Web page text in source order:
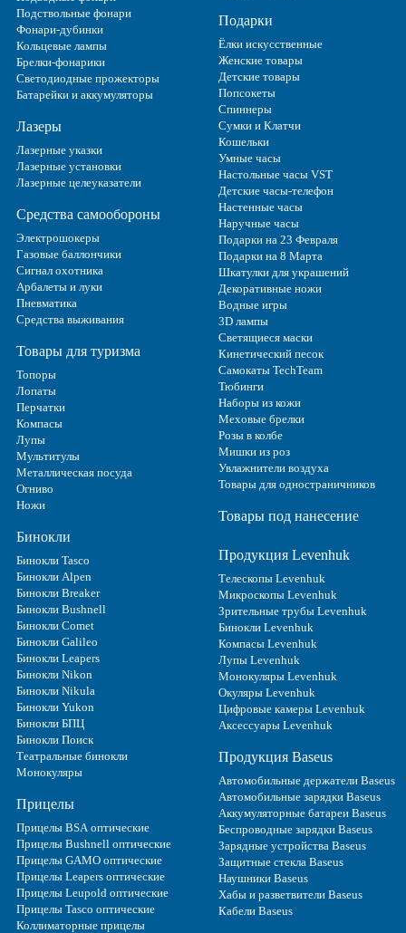
Подствольные фонари
Фонари-дубинки
Кольцевые лампы
Брелки-фонарики
Светодиодные прожекторы
Батарейки и аккумуляторы
Лазеры
Лазерные указки
Лазерные установки
Лазерные целеуказатели
Средства самообороны
Электрошокеры
Газовые баллончики
Сигнал охотника
Арбалеты и луки
Пневматика
Средства выживания
Товары для туризма
Топоры
Лопаты
Перчатки
Компасы
Лупы
Мультитулы
Металлическая посуда
Огниво
Ножи
Бинокли
Бинокли Tasco
Бинокли Alpen
Бинокли Breaker
Бинокли Bushnell
Бинокли Comet
Бинокли Galileo
Бинокли Leapers
Бинокли Nikon
Бинокли Nikula
Бинокли Yukon
Бинокли БПЦ
Бинокли Поиск
Театральные бинокли
Монокуляры
Прицелы
Прицелы BSA оптические
Прицелы Bushnell оптические
Прицелы GAMO оптические
Прицелы Leapers оптические
Прицелы Leupold оптические
Прицелы Tasco оптические
Коллиматорные прицелы
Подарки
Ёлки искусственные
Женские товары
Детские товары
Попсокеты
Спиннеры
Сумки и Клатчи
Кошельки
Умные часы
Настольные часы VST
Детские часы-телефон
Настенные часы
Наручные часы
Подарки на 23 Февраля
Подарки на 8 Марта
Шкатулки для украшений
Декоративные ножи
Водные игры
3D лампы
Светящиеся маски
Кинетический песок
Самокаты TechTeam
Тюбинги
Наборы из кожи
Меховые брелки
Розы в колбе
Мишки из роз
Увлажнители воздуха
Товары для одностраничников
Товары под нанесение
Продукция Levenhuk
Телескопы Levenhuk
Микроскопы Levenhuk
Зрительные трубы Levenhuk
Бинокли Levenhuk
Компасы Levenhuk
Лупы Levenhuk
Монокуляры Levenhuk
Окуляры Levenhuk
Цифровые камеры Levenhuk
Аксессуары Levenhuk
Продукция Baseus
Автомобильные держатели Baseus
Автомобильные зарядки Baseus
Аккумуляторные батареи Baseus
Беспроводные зарядки Baseus
Зарядные устройства Baseus
Защитные стекла Baseus
Наушники Baseus
Хабы и разветвители Baseus
Кабели Baseus